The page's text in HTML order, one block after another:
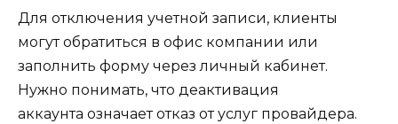
Для отключения учетной записи, клиенты
могут обратиться в офис компании или
заполнить форму через личный кабинет.
Нужно понимать, что деактивация
аккаунта означает отказ от услуг провайдера.